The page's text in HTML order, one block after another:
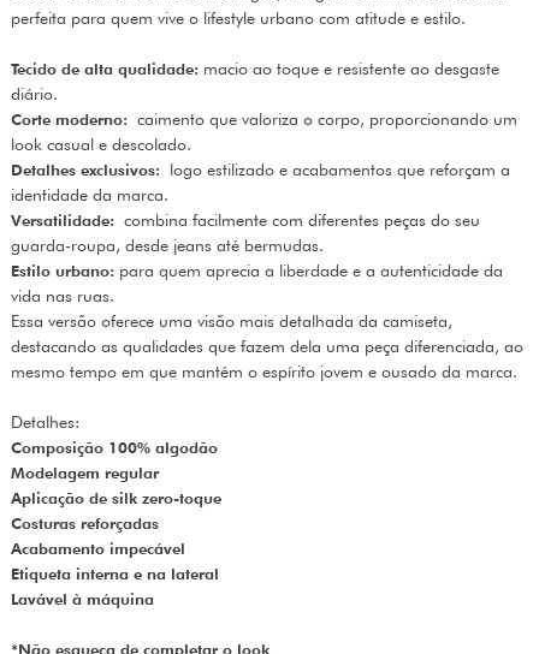
perfeita para quem vive o lifestyle urbano com atitude e estilo.
Tecido de alta qualidade: macio ao toque e resistente ao desgaste
diário.
Corte moderno: caimento que valoriza o corpo, proporcionando um
look casual e descolado.
Detalhes exclusivos: logo estilizado e acabamentos que reforçam a
identidade da marca.
Versatilidade: combina facilmente com diferentes peças do seu
guarda-roupa, desde jeans até bermudas.
Estilo urbano: para quem aprecia a liberdade e a autenticidade da
vida nas ruas.
Essa versão oferece uma visão mais detalhada da camiseta,
destacando as qualidades que fazem dela uma peça diferenciada, ao
mesmo tempo em que mantém o espírito jovem e ousado da marca.
Detalhes:
Composição 100% algodão
Modelagem regular
Aplicação de silk zero-toque
Costuras reforçadas
Acabamento impecável
Etiqueta interna e na lateral
Lavável à máquina
*Não esqueça de completar o look